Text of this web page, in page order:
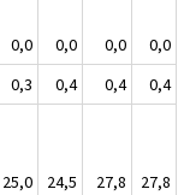
0,0 0,0 0,0
0,0
0,3 0,4 0,4
0,4
25,0 24,5 27,8
27,8